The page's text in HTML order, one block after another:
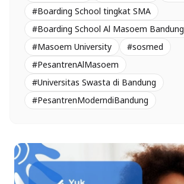
#Boarding School tingkat SMA
#Boarding School Al Masoem Bandung
#Masoem University
#sosmed
#PesantrenAlMasoem
#Universitas Swasta di Bandung
#PesantrenModerndiBandung